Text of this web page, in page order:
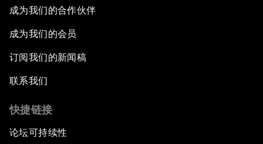
成为我们的合作伙伴
成为我们的会员
订阅我们的新闻稿
联系我们
快捷链接
论坛可持续性